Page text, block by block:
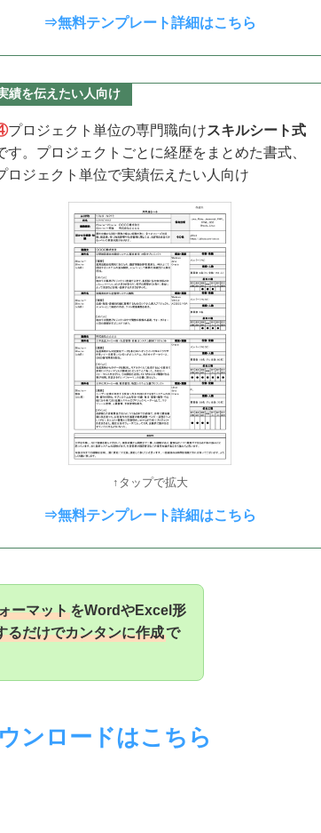
⇒無料テンプレート詳細はこちら
績を伝えたい人向け
プロジェクト単位の専門職向けスキルシート式
す。プロジェクトごとに経歴をまとめた書式、
ロジェクト単位で実績伝えたい人向け
↑タップで拡大
⇒無料テンプレート詳細はこちら
ーマットをWordやExcel形
るだけでカンタンに作成で
ンロードはこちら